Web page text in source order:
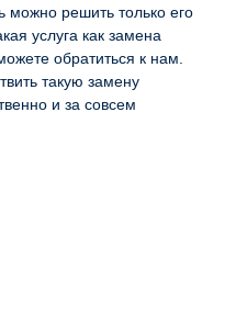
можно решить только его
услуга как замена
обратиться к нам.
такую замену
и за совсем